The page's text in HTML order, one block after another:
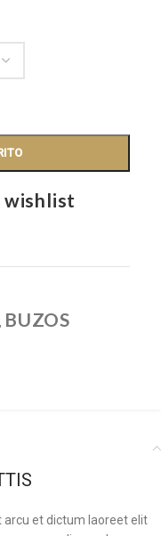
wishlist
, BUZOS
arcu et dictum laoreet elit